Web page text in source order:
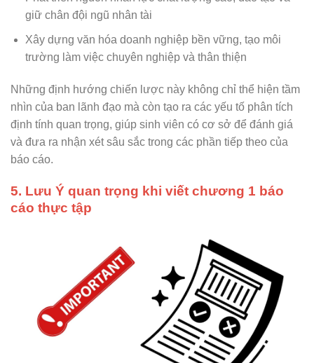
giữ chân đội ngũ nhân tài
Xây dựng văn hóa doanh nghiệp bền vững, tạo môi
trường làm việc chuyên nghiệp và thân thiện
Những định hướng chiến lược này không chỉ thể hiện tầm
nhìn của ban lãnh đạo mà còn tạo ra các yếu tố phân tích
định tính quan trọng, giúp sinh viên có cơ sở để đánh giá
và đưa ra nhận xét sâu sắc trong các phần tiếp theo của
báo cáo.
5. Lưu Ý quan trọng khi viết chương 1 báo
cáo thực tập